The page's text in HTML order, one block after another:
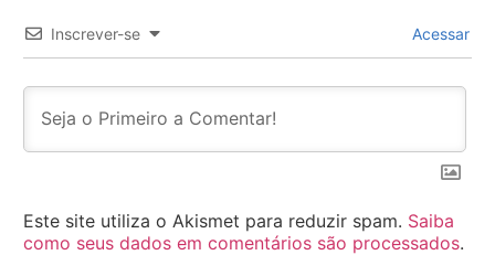
Inscrever-se Acessar
Este site utiliza o Akismet para reduzir spam. Saiba
como seus dados em comentários são processados.